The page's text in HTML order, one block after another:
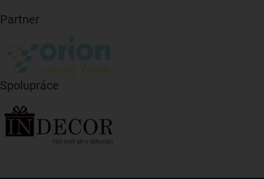
Partner
Spolupráce